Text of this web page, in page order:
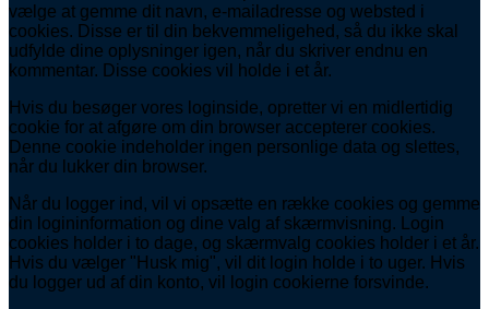
vælge at gemme dit navn, e-mailadresse og websted i
cookies. Disse er til din bekvemmeligehed, så du ikke skal
udfylde dine oplysninger igen, når du skriver endnu en
kommentar. Disse cookies vil holde i et år.
Hvis du besøger vores loginside, opretter vi en midlertidig
cookie for at afgøre om din browser accepterer cookies.
Denne cookie indeholder ingen personlige data og slettes,
når du lukker din browser.
Når du logger ind, vil vi opsætte en række cookies og gemme
din logininformation og dine valg af skærmvisning. Login
cookies holder i to dage, og skærmvalg cookies holder i et år.
Hvis du vælger "Husk mig", vil dit login holde i to uger. Hvis
du logger ud af din konto, vil login cookierne forsvinde.